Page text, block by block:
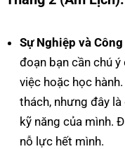
Sự Nghiệp và Công
đoạn bạn cần chú
việc hoặc học
thách, nhưng đây
kỹ năng của mình.
nỗ lực hết mình.